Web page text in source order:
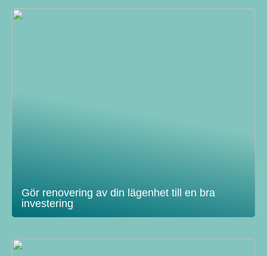
Gör renovering av din lägenhet till en bra
investering